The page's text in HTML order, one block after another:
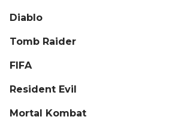
Diablo
Tomb Raider
FIFA
Resident Evil
Mortal Kombat